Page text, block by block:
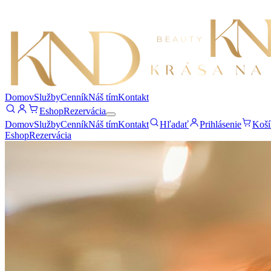
DomovSlužbyCenníkNáš tímKontakt
EshopRezervácia
DomovSlužbyCenníkNáš tímKontakt Hľadať Prihlásenie
EshopRezervácia